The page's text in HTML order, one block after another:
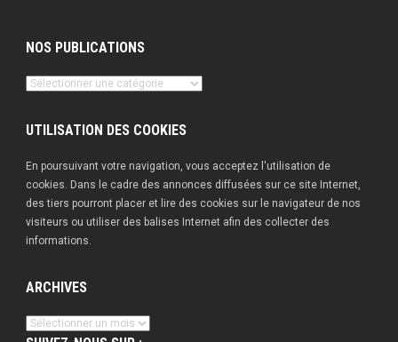
NOS PUBLICATIONS
Nos
UTILISATION DES COOKIES
En poursuivant votre navigation, vous acceptez l'utilisation de
cookies. Dans le cadre des annonces diffusées sur ce site Internet,
des tiers pourront placer et lire des cookies sur le navigateur de nos
visiteurs ou utiliser des balises Internet afin des collecter des
informations.
ARCHIVES
Archives